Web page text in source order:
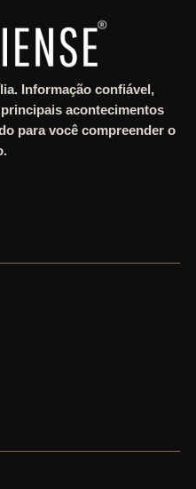
Informação confiável,
acontecimentos
para você compreender o